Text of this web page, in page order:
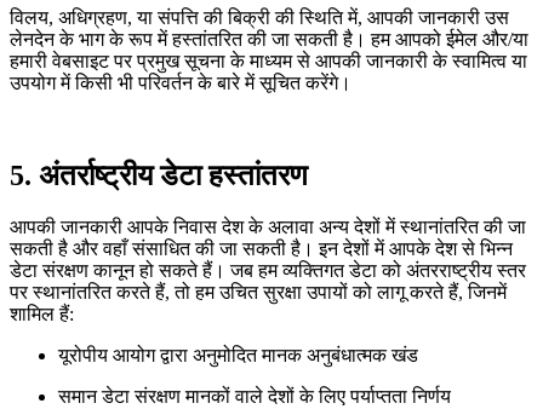
विलय, अधिग्रहण, या संपत्ति की बिक्री की स्थिति में, आपकी जानकारी उस
लेनदेन के भाग के रूप में हस्तांतरित की जा सकती है। हम आपको ईमेल और/या
हमारी वेबसाइट पर प्रमुख सूचना के माध्यम से आपकी जानकारी के स्वामित्व या
उपयोग में किसी भी परिवर्तन के बारे में सूचित करेंगे।
5. अंतर्राष्ट्रीय डेटा हस्तांतरण
आपकी जानकारी आपके निवास देश के अलावा अन्य देशों में स्थानांतरित की जा
सकती है और वहाँ संसाधित की जा सकती है। इन देशों में आपके देश से भिन्न
डेटा संरक्षण कानून हो सकते हैं। जब हम व्यक्तिगत डेटा को अंतरराष्ट्रीय स्तर
पर स्थानांतरित करते हैं, तो हम उचित सुरक्षा उपायों को लागू करते हैं, जिनमें
शामिल हैं:
यूरोपीय आयोग द्वारा अनुमोदित मानक अनुबंधात्मक खंड
समान डेटा संरक्षण मानकों वाले देशों के लिए पर्याप्तता निर्णय